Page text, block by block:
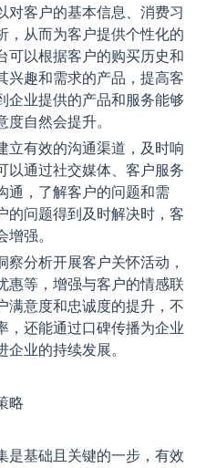
对客户的基本信息、消费习
，从而为客户提供个性化的
可以根据客户的购买历史和
兴趣和需求的产品，提高客
企业提供的产品和服务能够
自然会提升。
立有效的沟通渠道，及时响
以通过社交媒体、客户服务
通，了解客户的问题和需
的问题得到及时解决时，客
强。
分析开展客户关怀活动，
惠等，增强与客户的情感联
满意度和忠诚度的提升，不
，还能通过口碑传播为企业
业的持续发展。
略
是基础且关键的一步，有效